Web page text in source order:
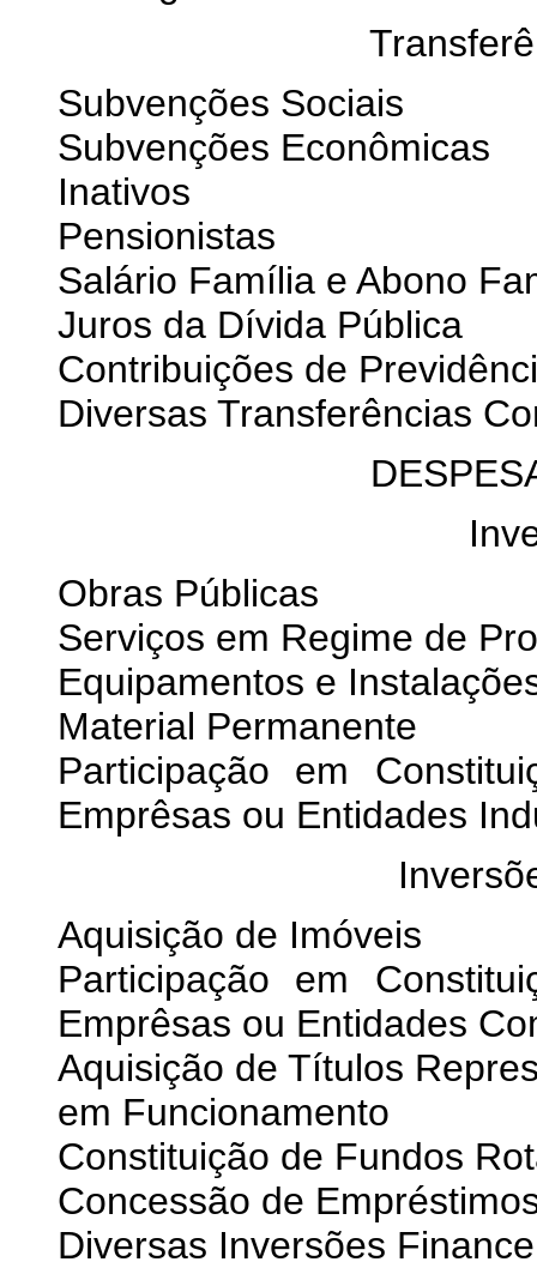
Subvenções Sociais
Subvenções Econômicas
Inativos
Pensionistas
Salário Família e Abono
Juros da Dívida Pública
Contribuições de
Diversas Transferências
Obras Públicas
Serviços em Regime de
Equipamentos e
Material Permanente
Participação em
Emprêsas ou Entidades
Aquisição de Imóveis
Participação em
Emprêsas ou Entidades
Aquisição de Títulos
em Funcionamento
Constituição de Fundos
Concessão de
Diversas Inversões